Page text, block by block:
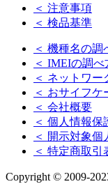
＜ 注意事項
＜ 検品基準
＜ 機種名の調
＜ IMEIの調べ
＜ ネットワ
＜ おサイフ
＜ 会社概要
＜ 個人情報保
＜ 開示対象
＜ 特定商取引
Copyright © 2009-